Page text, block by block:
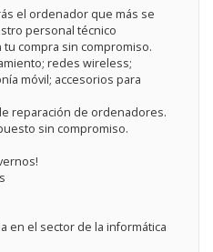
el ordenador que más se
personal técnico
compra sin compromiso.
redes wireless;
móvil; accesorios para
reparación de ordenadores.
sin compromiso.
en el sector de la informática